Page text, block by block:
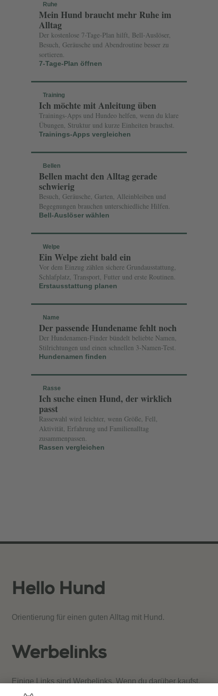
Ruhe
Mein Hund braucht mehr Ruhe im
Alltag
Der kostenlose 7-Tage-Plan hilft, Bell-Auslöser,
Besuch, Geräusche und Abendroutine besser zu
sortieren.
7-Tage-Plan öffnen
Training
Ich möchte mit Anleitung üben
Trainings-Apps und Hundeo helfen, wenn du klare
Übungen, Struktur und kurze Einheiten brauchst.
Trainings-Apps vergleichen
Bellen
Bellen macht den Alltag gerade
schwierig
Besuch, Geräusche, Garten, Alleinbleiben und
Begegnungen brauchen unterschiedliche Hilfen.
Bell-Auslöser wählen
Welpe
Ein Welpe zieht bald ein
Vor dem Einzug zählen sichere Grundausstattung,
Schlafplatz, Transport, Futter und erste Routinen.
Erstausstattung planen
Name
Der passende Hundename fehlt noch
Der Hundenamen-Finder bündelt beliebte Namen,
Stilrichtungen und einen schnellen 3-Namen-Test.
Hundenamen finden
Rasse
Ich suche einen Hund, der wirklich
passt
Rassewahl wird leichter, wenn Größe, Fell,
Aktivität, Erfahrung und Familienalltag
zusammenpassen.
Rassen vergleichen
Hello Hund
Orientierung für einen guten Alltag mit Hund.
Werbelinks
Einige Links sind Werbelinks. Wenn du darüber kaufst,
erhalten wir gegebenenfalls eine Provision. Für dich